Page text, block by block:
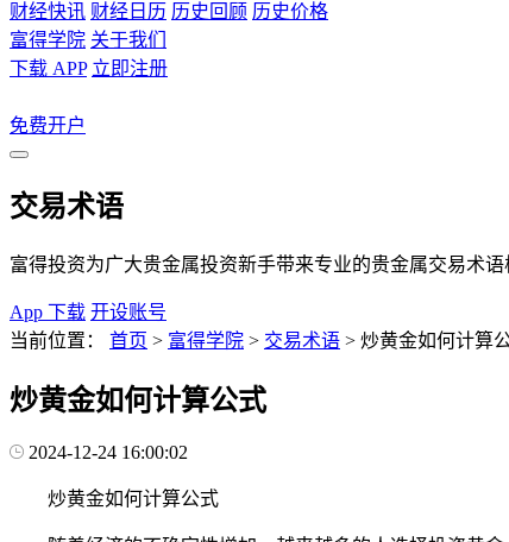
财经快讯 财经日历 历史回顾 历史价格
富得学院 关于我们
下载 APP 立即注册
免费开户
交易术语
富得投资为广大贵金属投资新手带来专业的贵金属交易术
App 下载 开设账号
当前位置：
首页 > 富得学院 > 交易术语 > 炒黄金如何计算
炒黄金如何计算公式
2024-12-24 16:00:02
炒黄金如何计算公式